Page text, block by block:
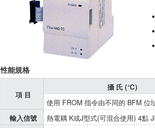
性能規格
項 目
攝 氏 (℃)
使用 FROM 指令由不同的 BFM 位
輸入信號
熱電耦 K或J型式(可混合使用) 4點